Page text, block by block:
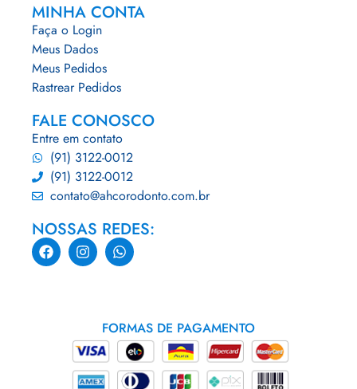
MINHA CONTA
Faça o Login
Meus Dados
Meus Pedidos
Rastrear Pedidos
FALE CONOSCO
Entre em contato
(91) 3122-0012
(91) 3122-0012
contato@ahcorodonto.com.br
NOSSAS REDES:
FORMAS DE PAGAMENTO